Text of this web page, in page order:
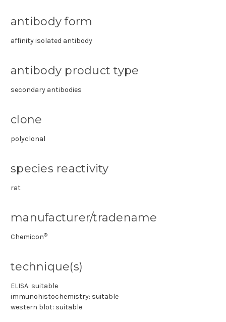
antibody form
affinity isolated antibody
antibody product type
secondary antibodies
clone
polyclonal
species reactivity
rat
manufacturer/tradename
Chemicon®
technique(s)
ELISA: suitable
immunohistochemistry: suitable
western blot: suitable